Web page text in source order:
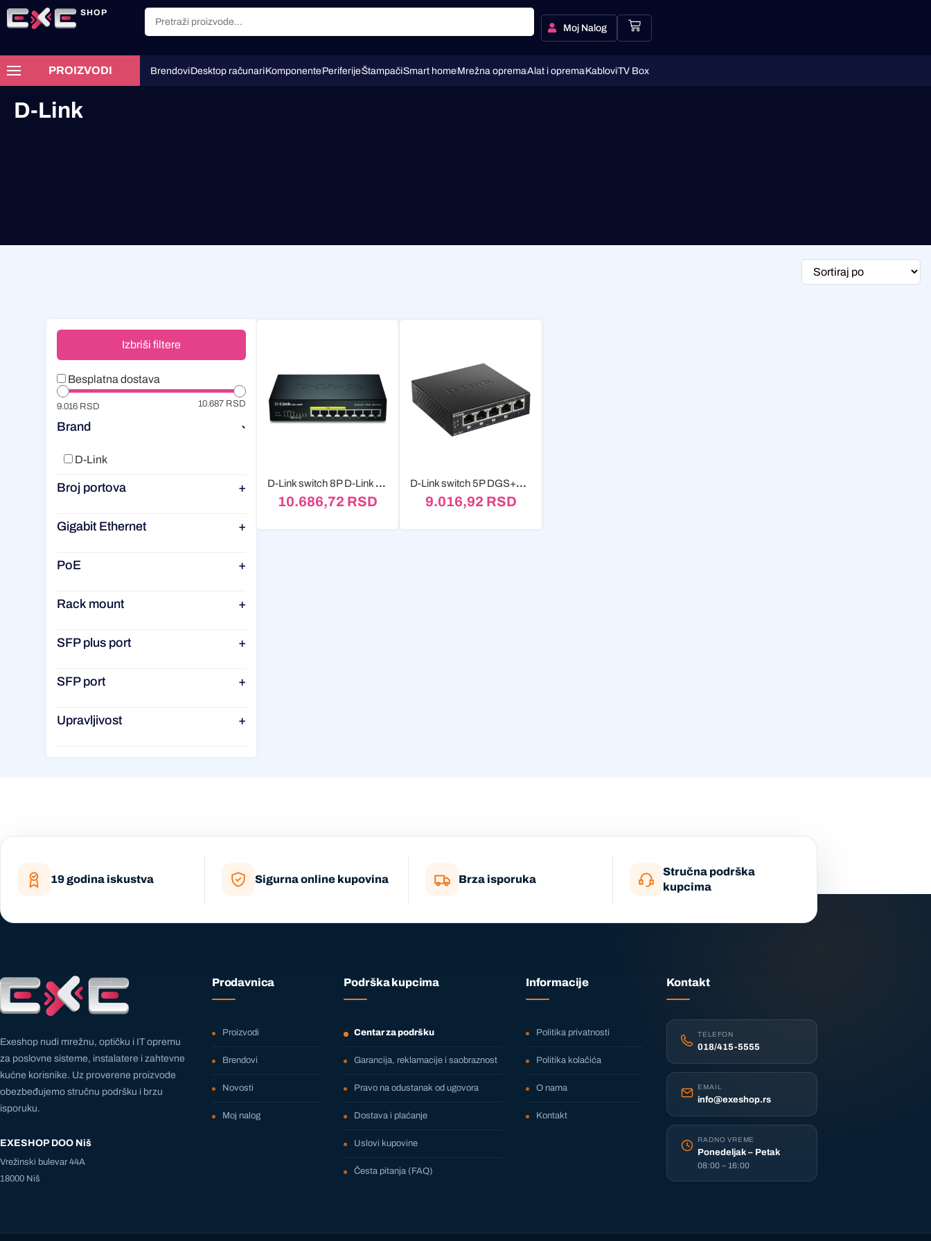
SHOP
Moj Nalog
PROIZVODI BrendoviDesktop računariKomponentePeriferijeŠtampačiSmart homeMrežna opremaAlat i opremaKabloviTV Box
D-Link
Izbriši filtere
Besplatna dostava
9.016 RSD 10.687 RSD
Brand -
D-Link
Broj portova +
Gigabit Ethernet +
PoE +
Rack mount +
SFP plus port +
SFP port +
Upravljivost +
D-Link switch 8P D-Link DGS-1008P/E Metall PoE+
10.686,72 RSD
D-Link switch 5P DGS+1005P/E POE+ 60W
9.016,92 RSD
19 godina iskustva Sigurna online kupovina Brza isporuka
Stručna podrška
kupcima
Exeshop nudi mrežnu, optičku i IT opremu
za poslovne sisteme, instalatere i zahtevne
kućne korisnike. Uz proverene proizvode
obezbeđujemo stručnu podršku i brzu
isporuku.
EXESHOP DOO Niš
Vrežinski bulevar 44A
18000 Niš
Prodavnica
Proizvodi
Brendovi
Novosti
Moj nalog
Podrška kupcima
Centar za podršku
Garancija, reklamacije i saobraznost
Pravo na odustanak od ugovora
Dostava i plaćanje
Uslovi kupovine
Česta pitanja (FAQ)
Informacije
Politika privatnosti
Politika kolačića
O nama
Kontakt
Kontakt
TELEFON
018/415-5555
EMAIL
info@exeshop.rs
RADNO VREME
Ponedeljak – Petak
08:00 – 16:00